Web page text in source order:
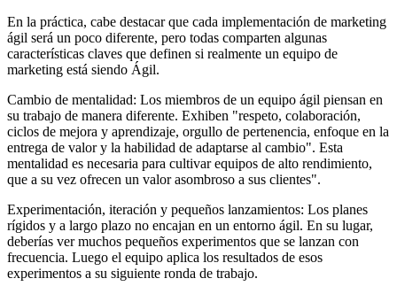
En la práctica, cabe destacar que cada implementación de marketing
ágil será un poco diferente, pero todas comparten algunas
características claves que definen si realmente un equipo de
marketing está siendo Ágil.
Cambio de mentalidad: Los miembros de un equipo ágil piensan en
su trabajo de manera diferente. Exhiben "respeto, colaboración,
ciclos de mejora y aprendizaje, orgullo de pertenencia, enfoque en la
entrega de valor y la habilidad de adaptarse al cambio". Esta
mentalidad es necesaria para cultivar equipos de alto rendimiento,
que a su vez ofrecen un valor asombroso a sus clientes".
Experimentación, iteración y pequeños lanzamientos: Los planes
rígidos y a largo plazo no encajan en un entorno ágil. En su lugar,
deberías ver muchos pequeños experimentos que se lanzan con
frecuencia. Luego el equipo aplica los resultados de esos
experimentos a su siguiente ronda de trabajo.